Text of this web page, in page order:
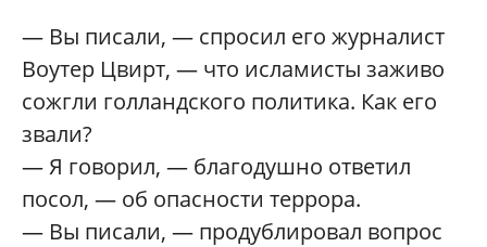
— Вы писали, — спросил его журналист
Воутер Цвирт, — что исламисты заживо
сожгли голландского политика. Как его
звали?
— Я говорил, — благодушно ответил
посол, — об опасности террора.
— Вы писали, — продублировал вопрос